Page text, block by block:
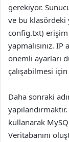
gerekiyor.
ve bu klasördeki
config.txt)
yapmalısınız.
önemli ayarları
çalışabilmesi
Daha sonraki
kullanarak
Veritabanını